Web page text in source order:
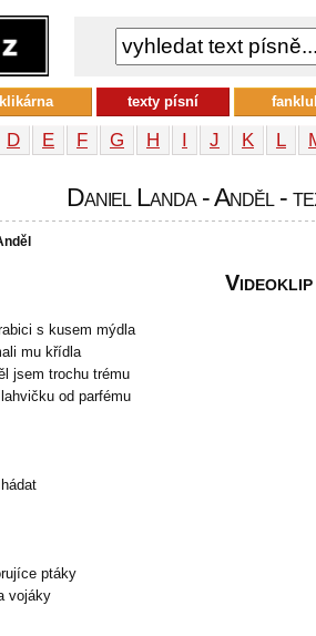
D E F G H I J K L
Daniel Landa - Anděl -
s kusem mýdla
mu křídla
jsem trochu trému
od parfému
ptáky
vojáky
Videoklip
klikárna texty písní